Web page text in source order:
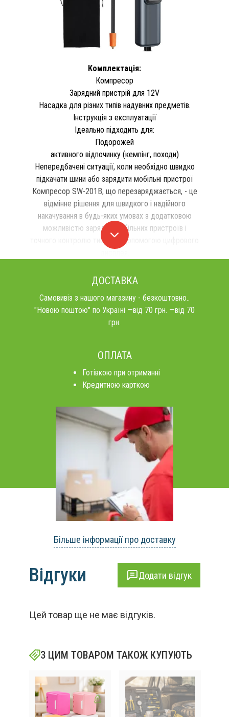
Комплектація:
Компресор
Зарядний пристрій для 12V
Насадка для різних типів надувних предметів.
Інструкція з експлуатації
Ідеально підходить для:
Подорожей
активного відпочинку (кемпінг, походи)
Непередбачені ситуації, коли необхідно швидко
підкачати шини або зарядити мобільні пристрої
Компресор SW-201B, що перезаряджається, - це
відмінне рішення для швидкого і надійного
накачування в будь-яких умовах з додатковою
можливістю зарядки мобільних пристроїв і
точного контролю тиску за допомогою цифрового
ДОСТАВКА
Самовивіз з нашого магазину - безкоштовно..
"Новою поштою" по Україні —від 70 грн. —від 70
грн.
ОПЛАТА
Готівкою при отриманні
Кредитною карткою
Більше інформації про доставку
Відгуки Додати відгук
Цей товар ще не має відгуків.
З ЦИМ ТОВАРОМ ТАКОЖ КУПУЮТЬ